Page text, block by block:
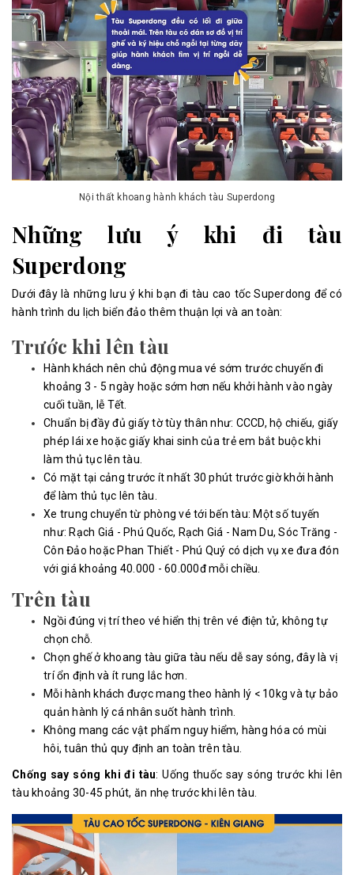
Nội thất khoang hành khách tàu Superdong
Những lưu ý khi đi tàu
Superdong
Dưới đây là những lưu ý khi bạn đi tàu cao tốc Superdong để có
hành trình du lịch biển đảo thêm thuận lợi và an toàn:
Trước khi lên tàu
Hành khách nên chủ động mua vé sớm trước chuyến đi
khoảng 3 - 5 ngày hoặc sớm hơn nếu khởi hành vào ngày
cuối tuần, lễ Tết.
Chuẩn bị đầy đủ giấy tờ tùy thân như: CCCD, hộ chiếu, giấy
phép lái xe hoặc giấy khai sinh của trẻ em bắt buộc khi
làm thủ tục lên tàu.
Có mặt tại cảng trước ít nhất 30 phút trước giờ khởi hành
để làm thủ tục lên tàu.
Xe trung chuyển từ phòng vé tới bến tàu: Một số tuyến
như: Rạch Giá - Phú Quốc, Rạch Giá - Nam Du, Sóc Trăng -
Côn Đảo hoặc Phan Thiết - Phú Quý có dịch vụ xe đưa đón
với giá khoảng 40.000 - 60.000đ mỗi chiều.
Trên tàu
Ngồi đúng vị trí theo vé hiển thị trên vé điện tử, không tự
chọn chỗ.
Chọn ghế ở khoang tàu giữa tàu nếu dễ say sóng, đây là vị
trí ổn định và ít rung lắc hơn.
Mỗi hành khách được mang theo hành lý < 10kg và tự bảo
quản hành lý cá nhân suốt hành trình.
Không mang các vật phẩm nguy hiểm, hàng hóa có mùi
hôi, tuân thủ quy định an toàn trên tàu.
Chống say sóng khi đi tàu: Uống thuốc say sóng trước khi lên
tàu khoảng 30-45 phút, ăn nhẹ trước khi lên tàu.